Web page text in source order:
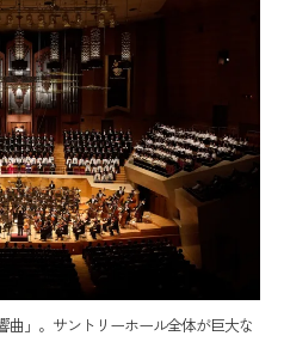
曲」。サントリーホール全体が巨大な